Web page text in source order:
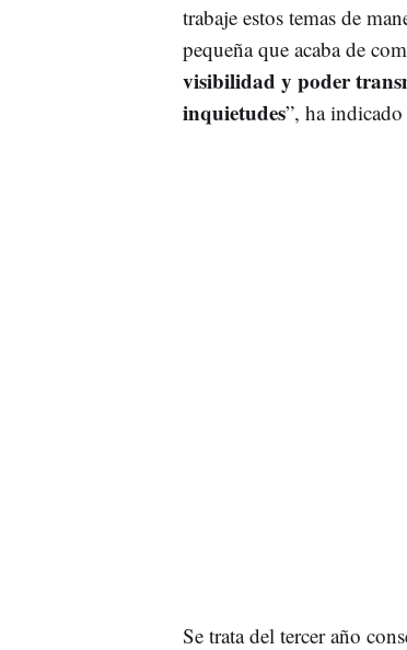
trabaje estos temas de
pequeña que acaba de
visibilidad y poder
inquietudes”, ha
Se trata del tercer año